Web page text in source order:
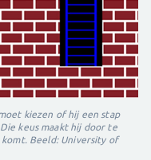
kiezen of hij een stap
keus maakt hij door te
Beeld: University of